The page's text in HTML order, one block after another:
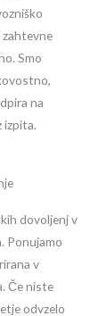
zahtevne
Smo
na
izpita.
dovoljenj v
Ponujamo
v
Če niste
odvzelo